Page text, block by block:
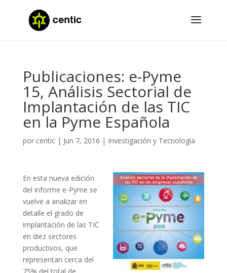
Publicaciones: e-Pyme
15, Análisis Sectorial de
Implantación de las TIC
en la Pyme Española
por centic| Jun 7, 2016 | Investigación y Tecnología
En esta nueva edición
del informe e-Pyme se
vuelve a analizar en
detalle el grado de
implantación de las TIC
en diez sectores
productivos, que
representan cerca del